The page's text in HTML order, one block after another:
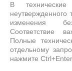
В технические
изменения
Соответствие
Полные
отдельному
нажмите Ctrl+Enter.